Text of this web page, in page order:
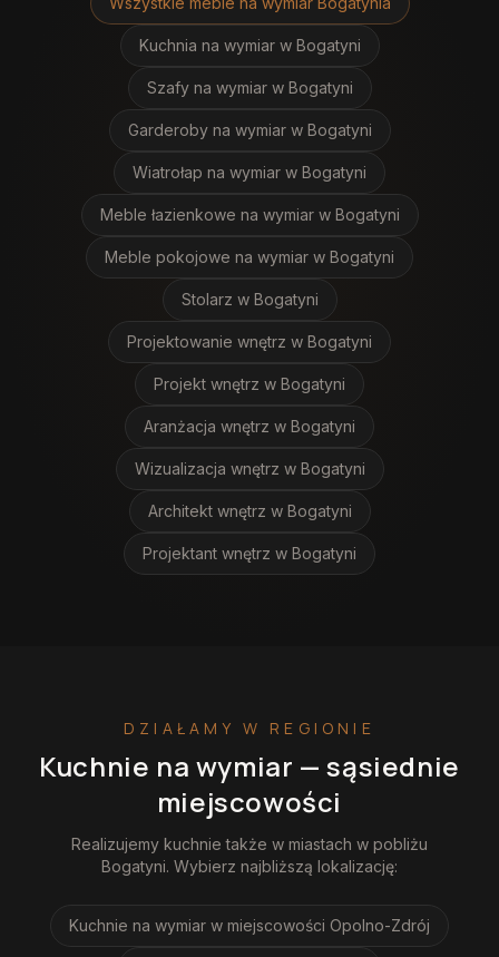
Kuchnia na wymiar w Bogatyni
Szafy na wymiar w Bogatyni
Garderoby na wymiar w Bogatyni
Wiatrołap na wymiar w Bogatyni
Meble łazienkowe na wymiar w Bogatyni
Meble pokojowe na wymiar w Bogatyni
Stolarz w Bogatyni
Projektowanie wnętrz w Bogatyni
Projekt wnętrz w Bogatyni
Aranżacja wnętrz w Bogatyni
Wizualizacja wnętrz w Bogatyni
Architekt wnętrz w Bogatyni
Projektant wnętrz w Bogatyni
DZIAŁAMY W REGIONIE
Kuchnie na wymiar — sąsiednie
miejscowości
Realizujemy kuchnie także w miastach w pobliżu
Bogatyni. Wybierz najbliższą lokalizację:
Kuchnie na wymiar w miejscowości Opolno-Zdrój